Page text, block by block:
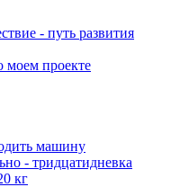
- путь развития
моем проекте
машину
- тридцатидневка
кг